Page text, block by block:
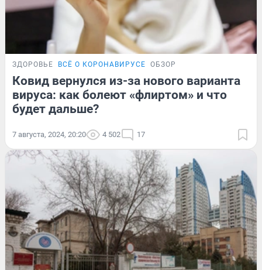
ЗДОРОВЬЕ ВСЁ О КОРОНАВИРУСЕ ОБЗОР
Ковид вернулся из-за нового варианта
вируса: как болеют «флиртом» и что
будет дальше?
7 августа, 2024, 20:20 4 502 17